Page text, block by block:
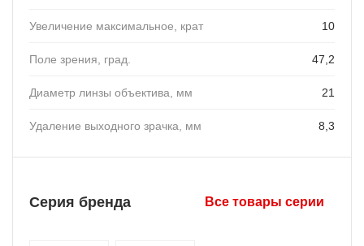
Увеличение максимальное, крат 10
Поле зрения, град. 47,2
Диаметр линзы объектива, мм 21
Удаление выходного зрачка, мм 8,3
Серия бренда Все товары серии